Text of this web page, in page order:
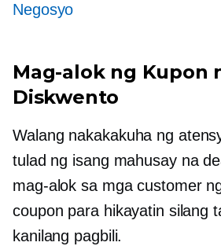
Negosyo
Mag-alok ng Kupon
Diskwento
Walang nakakakuha ng
tulad ng isang mahusay na
mag-alok sa mga customer
coupon para hikayatin silang
kanilang pagbili.